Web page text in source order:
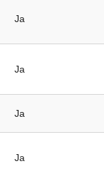
Ja
Ja
Ja
Ja